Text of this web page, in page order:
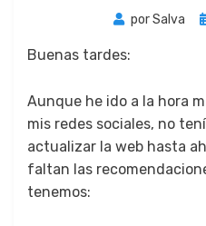
porSalva
Bue­nas tardes:
Aunque he ido a la hora
mis redes sociales, no
actu­alizar la web has­ta
fal­tan las
ten­emos: